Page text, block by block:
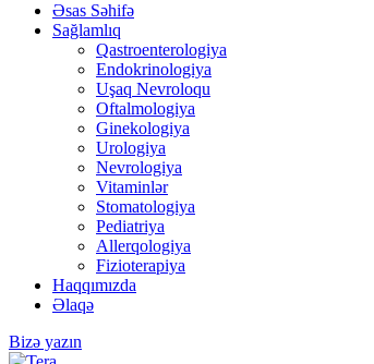
Əsas Səhifə
Sağlamlıq
Qastroenterologiya
Endokrinologiya
Uşaq Nevroloqu
Oftalmologiya
Ginekologiya
Urologiya
Nevrologiya
Vitaminlər
Stomatologiya
Pediatriya
Allerqologiya
Fizioterapiya
Haqqımızda
Əlaqə
Bizə yazın